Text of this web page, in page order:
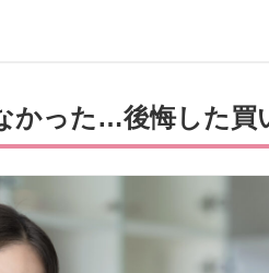
かった…後悔した買